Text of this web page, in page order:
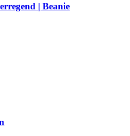
| Beanie